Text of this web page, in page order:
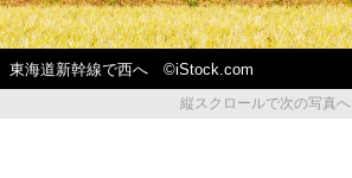
東海道新幹線で西へ ©iStock.com
縦スクロールで次の写真へ